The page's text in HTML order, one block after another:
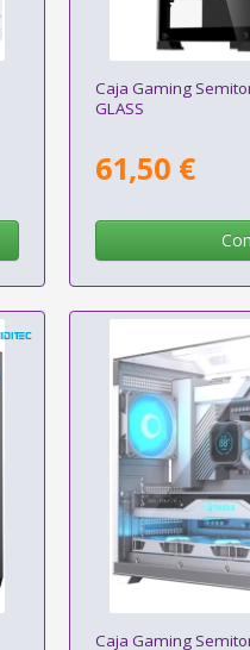
Caja Gaming
GLASS
61,50 €
Caja Gaming